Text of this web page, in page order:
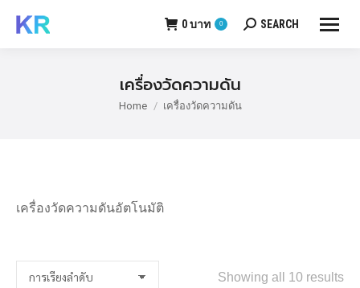
0บาท 0 Search:
SEARCH
เครื่องวัดความดัน
You are here:
Home เครื่องวัดความดัน
เครื่องวัดความดันอัตโนมัติ
Showing all 10 results